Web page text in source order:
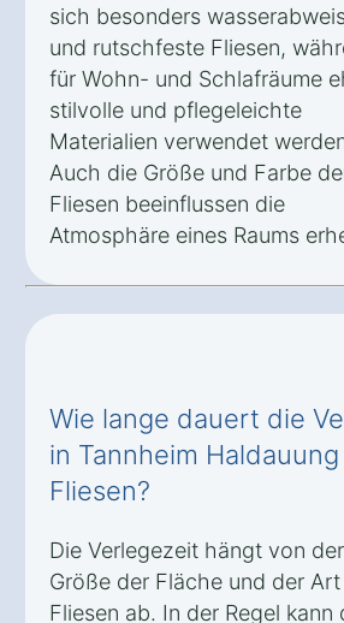
sich besonders
und rutschfeste Fliesen,
für Wohn- und Schlafräume
stilvolle und pflegeleichte
Materialien verwendet
Auch die Größe und Farbe
Fliesen beeinflussen die
Atmosphäre eines Raums
Wie lange dauert die
in Tannheim
Fliesen?
Die Verlegezeit hängt von der
Größe der Fläche und der
Fliesen ab. In der Regel kann